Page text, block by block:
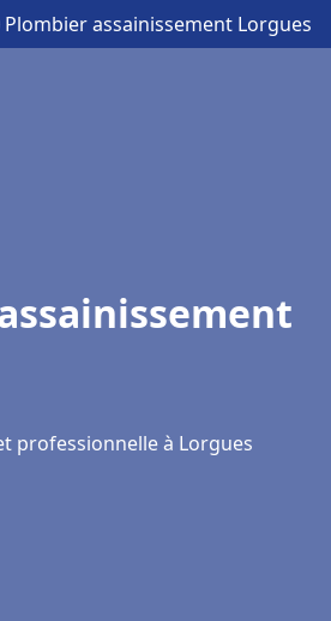
Plombier assainissement Lorgues
professionnelle à Lorgues